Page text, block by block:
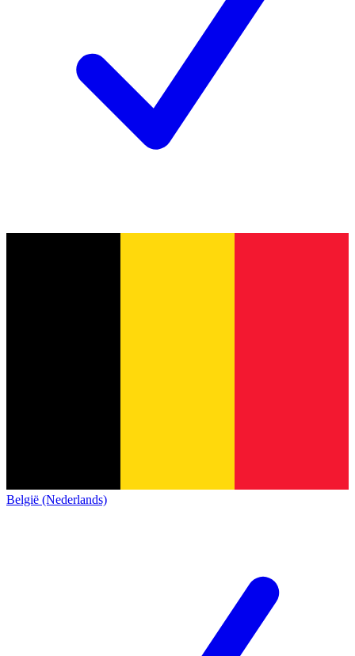
België (Nederlands)